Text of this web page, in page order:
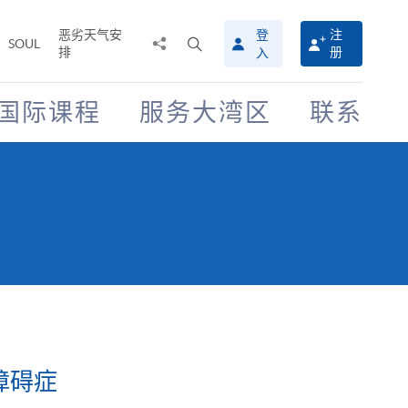
SOUL
恶劣天气安
排
搜
寻
介
面
登
入
注
册
际课程 服务大湾区 联系
碍症